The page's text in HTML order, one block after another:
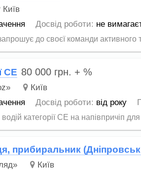
Київ
Досвід роботи: не
до своєї команди активного
СЕ 80 000 грн. + %
Київ
Досвід роботи: від року
категорії СЕ на напівпричіп
прибиральник
Київ